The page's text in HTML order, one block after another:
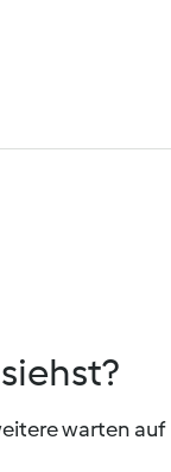
warten auf